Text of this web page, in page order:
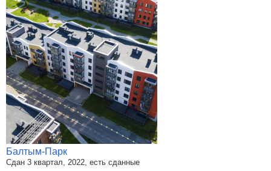
Балтым-Парк
Сдан 3 квартал, 2022, есть сданные